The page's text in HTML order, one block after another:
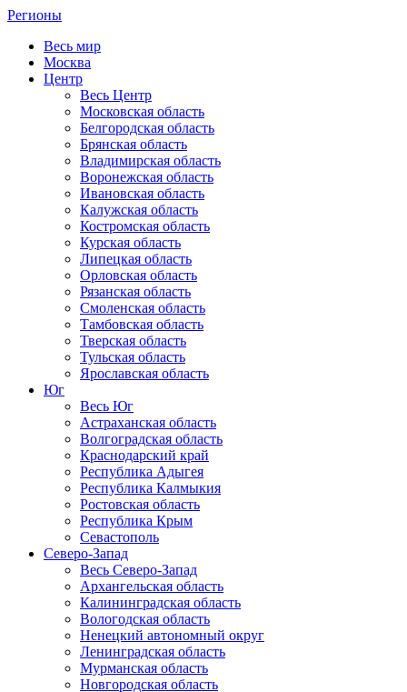
Регионы
Весь мир
Москва
Центр
Весь Центр
Московская область
Белгородская область
Брянская область
Владимирская область
Воронежская область
Ивановская область
Калужская область
Костромская область
Курская область
Липецкая область
Орловская область
Рязанская область
Смоленская область
Тамбовская область
Тверская область
Тульская область
Ярославская область
Юг
Весь Юг
Астраханская область
Волгоградская область
Краснодарский край
Республика Адыгея
Республика Калмыкия
Ростовская область
Республика Крым
Севастополь
Северо-Запад
Весь Северо-Запад
Архангельская область
Калининградская область
Вологодская область
Ненецкий автономный округ
Ленинградская область
Мурманская область
Новгородская область